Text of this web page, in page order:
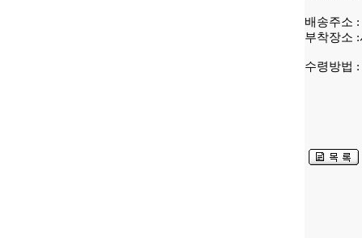
배송주소
부착장소
수령방법